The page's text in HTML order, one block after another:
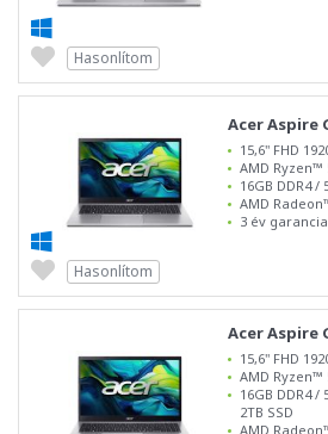
Hasonlítom
Acer Aspire
15,6" FHD
AMD Ryzen™
16GB DDR4 /
AMD
3 év garancia
Hasonlítom
Acer Aspire
15,6" FHD
AMD Ryzen™
16GB DDR4 /
2TB SSD
AMD